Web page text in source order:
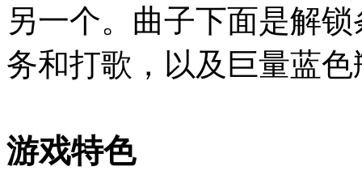
另一个。曲子下面是解
务和打歌，以及巨量蓝色
游戏特色